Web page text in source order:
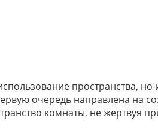
пространства,
очередь направлена на
комнаты, не жертвуя